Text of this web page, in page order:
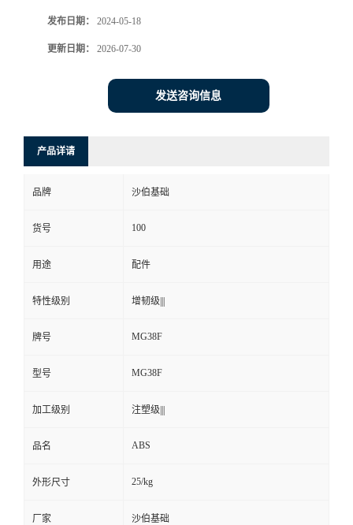
发布日期： 2024-05-18
更新日期： 2026-07-30
发送咨询信息
产品详请
品牌 沙伯基础
货号 100
用途 配件
特性级别 增韧级|||
牌号 MG38F
型号 MG38F
加工级别 注塑级|||
品名 ABS
外形尺寸 25/kg
厂家 沙伯基础